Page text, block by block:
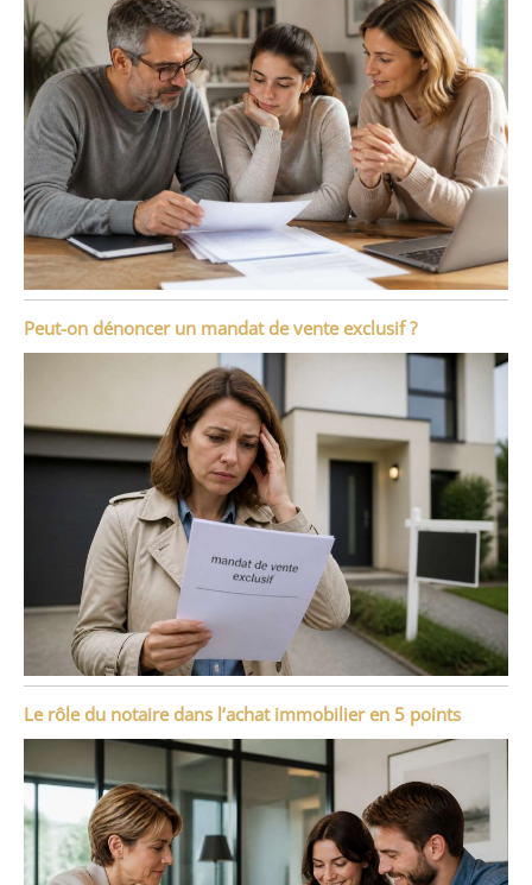
Peut-on dénoncer un mandat de vente exclusif ?
Le rôle du notaire dans l’achat immobilier en 5 points